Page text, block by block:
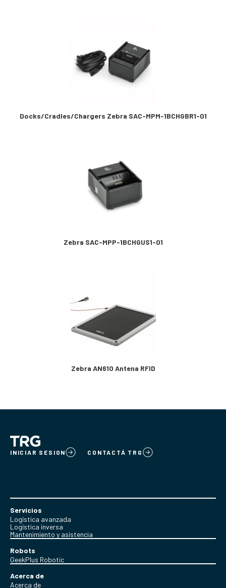
Docks/Cradles/Chargers Zebra SAC-MPM-1BCHGBR1-01
Zebra SAC-MPP-1BCHGUS1-01
Zebra AN610 Antena RFID
INICIAR SESION CONTACTÁ TRG
Servicios
Logística avanzada
Logística inversa
Mantenimiento y asistencia
Robots
GeekPlus Robotic
Acerca de
Acerca de